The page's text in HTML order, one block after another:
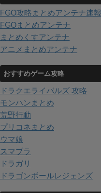
FGO攻略まとめアンテナ速報
FGOまとめアンテナ
まとめくすアンテナ
アニメまとめアンテナ
おすすめゲーム攻略
ドラクエライバルズ 攻略
モンハンまとめ
荒野行動
プリコネまとめ
ウマ娘
スマブラ
ドラガリ
ドラゴンボールレジェンズ